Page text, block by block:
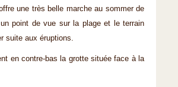
une très belle marche au sommer de
point de vue sur la plage et le terrain
suite aux éruptions.
en contre-bas la grotte située face à la